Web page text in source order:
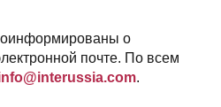
о
почте. По всем
.